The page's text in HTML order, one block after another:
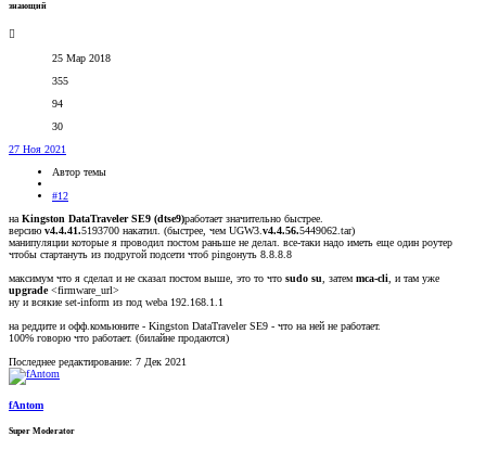
знающий
25 Мар 2018
355
94
30
27 Ноя 2021
Автор темы
#12
на Kingston DataTraveler SE9 (dtse9)работает значительно быстрее.
версию v4.4.41.5193700 накатил. (быстрее, чем UGW3. v4.4.56.5449062.tar)
манипуляции которые я проводил постом раньше не делал. все-таки надо иметь еще один роутер
чтобы стартануть из подругой подсети чтоб pingонуть 8.8.8.8
макcимум что я сделал и не сказал постом выше, это то что sudo su , затем mca-cli , и там уже
upgrade<firmware_url>
ну и всякие set-inform из под webа 192.168.1.1
на реддите и офф.комьюните - Kingston DataTraveler SE9 - что на ней не работает.
100% говорю что работает. (билайне продаются)
Последнее редактирование: 7 Дек 2021
fAntom
Super Moderator